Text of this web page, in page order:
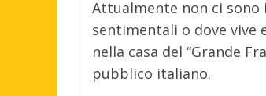
Attualmente non ci
sentimentali o dove vive
nella casa del “Grande
pubblico italiano.